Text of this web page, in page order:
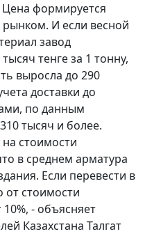
Цена формируется
И если весной
завод
тенге за 1 тонну,
выросла до 290
доставки до
по данным
тысяч и более.
стоимости
в среднем арматура
Если перевести в
от стоимости
- объясняет
Казахстана Талгат